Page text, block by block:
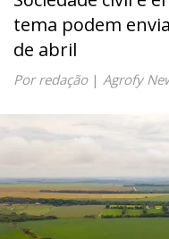
tema podem
de abril
Por redação| Agrofy